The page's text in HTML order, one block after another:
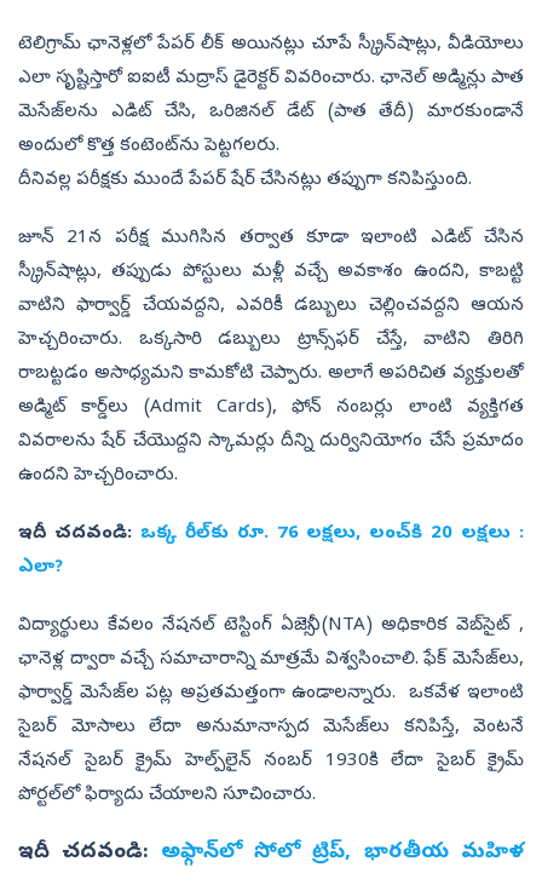
టెలిగ్రామ్ ఛానెళ్లలో పేపర్ లీక్ అయినట్లు చూపే స్క్రీన్‌షాట్లు, వీడియోలు
ఎలా సృష్టిస్తారో ఐఐటీ మద్రాస్ డైరెక్టర్ వివరించారు. ఛానెల్ అడ్మిన్లు పాత
మెసేజ్‌లను ఎడిట్ చేసి, ఒరిజినల్ డేట్ (పాత తేదీ) మారకుండానే
అందులో కొత్త కంటెంట్‌ను పెట్టగలరు.
దీనివల్ల పరీక్షకు ముందే పేపర్ షేర్ చేసినట్లు తప్పుగా కనిపిస్తుంది.
జూన్ 21న పరీక్ష ముగిసిన తర్వాత కూడా ఇలాంటి ఎడిట్ చేసిన
స్క్రీన్‌షాట్లు, తప్పుడు పోస్టులు మళ్లీ వచ్చే అవకాశం ఉందని, కాబట్టి
వాటిని ఫార్వార్డ్ చేయవద్దని, ఎవరికీ డబ్బులు చెల్లించవద్దని ఆయన
హెచ్చరించారు. ఒక్కసారి డబ్బులు ట్రాన్స్‌ఫర్ చేస్తే, వాటిని తిరిగి
రాబట్టడం అసాధ్యమని కామకోటి చెప్పారు. అలాగే అపరిచిత వ్యక్తులతో
అడ్మిట్ కార్డ్‌లు (Admit Cards), ఫోన్ నంబర్లు లాంటి వ్యక్తిగత
వివరాలను షేర్‌ చేయొద్దని స్కామర్లు దీన్ని దుర్వినియోగం చేసే ప్రమాదం
ఉందని హెచ్చరించారు.
ఇదీ చదవండి: ఒక్క రీల్‌కు రూ. 76 లక్షలు, లంచ్‌కి 20 లక్షలు :
ఎలా?
విద్యార్థులు కేవలం నేషనల్ టెస్టింగ్ ఏజెన్సీ (NTA) అధికారిక వెబ్‌సైట్ ,
ఛానెళ్ల ద్వారా వచ్చే సమాచారాన్ని మాత్రమే విశ్వసించాలి. ఫేక్‌ మెసేజ్‌లు,
ఫార్వార్డ్‌ మెసేజ్‌ల పట్ల అప్రతమత్తంగా ఉండాలన్నారు. ఒకవేళ ఇలాంటి
సైబర్ మోసాలు లేదా అనుమానాస్పద మెసేజ్‌లు కనిపిస్తే, వెంటనే
నేషనల్ సైబర్ క్రైమ్ హెల్ప్‌లైన్ నంబర్ 1930కి లేదా సైబర్ క్రైమ్
పోర్టల్‌లో ఫిర్యాదు చేయాలని సూచించారు.
ఇదీ చదవండి: అఫ్గాన్‌లో సోలో ట్రిప్‌, భారతీయ మహిళ